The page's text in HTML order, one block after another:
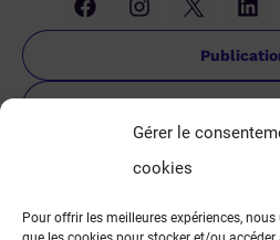
Gérer le
cookies
Pour offrir les meilleures expériences,
REJOINDRE LA